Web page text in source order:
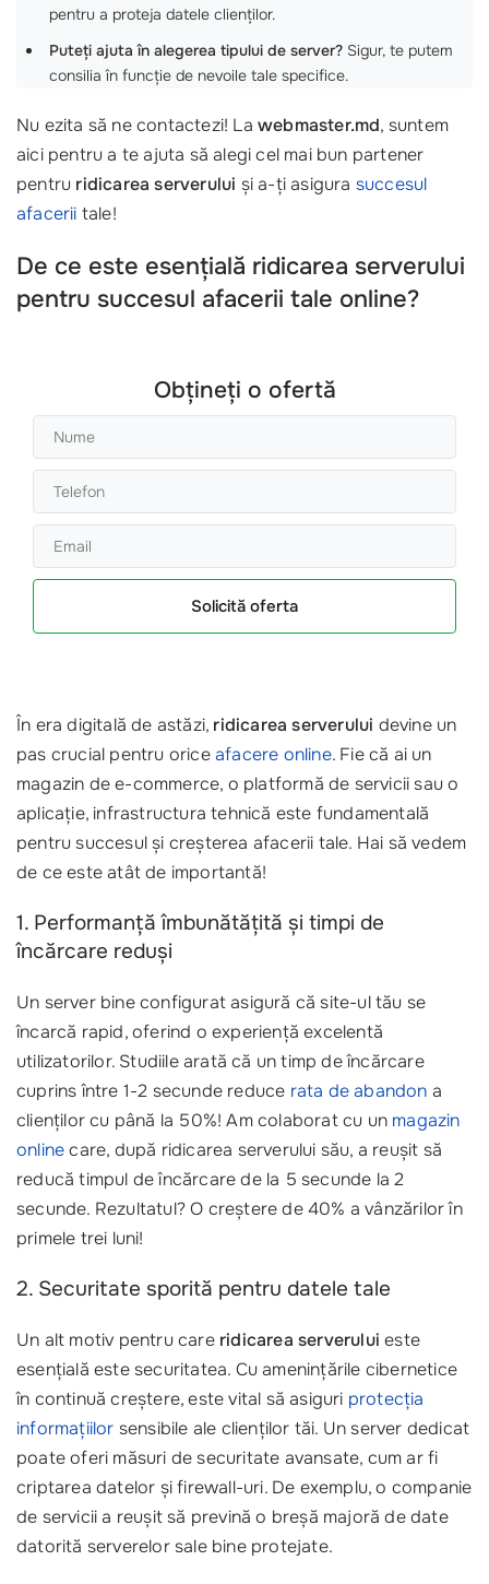
pentru a proteja datele clienților.
Puteți ajuta în alegerea tipului de server? Sigur, te putem
consilia în funcție de nevoile tale specifice.
Nu ezita să ne contactezi! La webmaster.md, suntem
aici pentru a te ajuta să alegi cel mai bun partener
pentru ridicarea serverului și a-ți asigura succesul
afacerii tale!
De ce este esențială ridicarea serverului
pentru succesul afacerii tale online?
Obțineți o ofertă
Solicită oferta
În era digitală de astăzi, ridicarea serverului devine un
pas crucial pentru oriceafacere online. Fie că ai un
magazin de e-commerce, o platformă de servicii sau o
aplicație, infrastructura tehnică este fundamentală
pentru succesul și creșterea afacerii tale. Hai să vedem
de ce este atât de importantă!
1. Performanță îmbunătățită și timpi de
încărcare reduși
Un server bine configurat asigură că site-ul tău se
încarcă rapid, oferind o experiență excelentă
utilizatorilor. Studiile arată că un timp de încărcare
cuprins între 1-2 secunde reduce rata de abandon a
clienților cu până la 50%! Am colaborat cu un magazin
onlinecare, după ridicarea serverului său, a reușit să
reducă timpul de încărcare de la 5 secunde la 2
secunde. Rezultatul? O creștere de 40% a vânzărilor în
primele trei luni!
2. Securitate sporită pentru datele tale
Un alt motiv pentru care ridicarea serverului este
esențială este securitatea. Cu amenințările cibernetice
în continuă creștere, este vital să asiguri protecția
informațiilor sensibile ale clienților tăi. Un server dedicat
poate oferi măsuri de securitate avansate, cum ar fi
criptarea datelor și firewall-uri. De exemplu, o companie
de servicii a reușit să prevină o breșă majoră de date
datorită serverelor sale bine protejate.